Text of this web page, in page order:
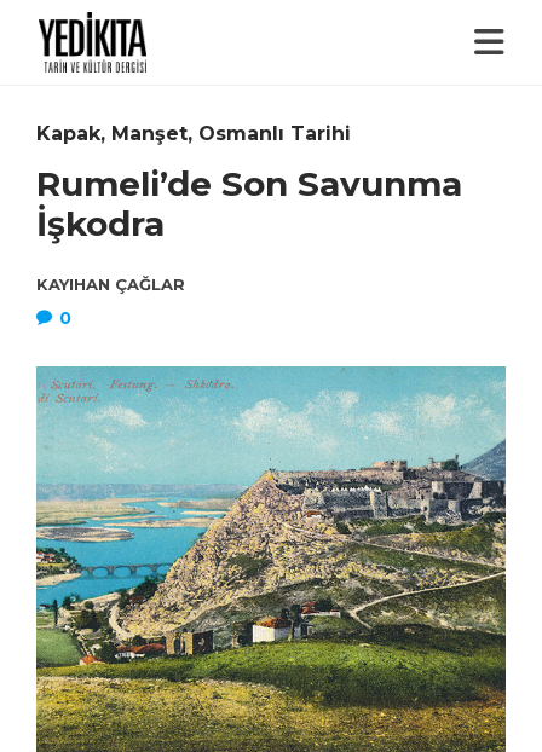
Kapak, Manşet, Osmanlı Tarihi
Rumeli’de Son Savunma
İşkodra
KAYIHAN ÇAĞLAR
0